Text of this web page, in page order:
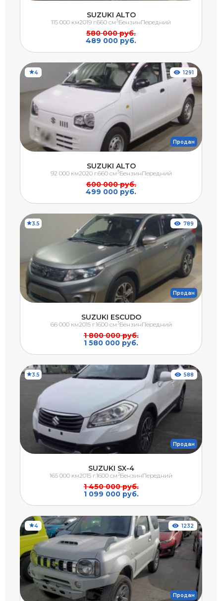
SUZUKI ALTO
580 000 руб.
489 000 руб.
115 000 км2019 г.660 см3БензинПередний
4
Продан
1291
SUZUKI ALTO
600 000 руб.
499 000 руб.
92 000 км2020 г.660 см3БензинПередний
3.5
Продан
789
SUZUKI ESCUDO
1 800 000 руб.
1 580 000 руб.
66 000 км2015 г.1600 см3БензинПередний
3.5
Продан
588
SUZUKI SX-4
1 450 000 руб.
1 099 000 руб.
165 000 км2015 г.1600 см3БензинПередний
4
Продан
1232